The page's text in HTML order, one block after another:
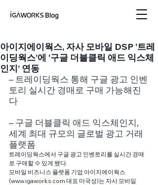
아이지에이웍스, 자사 모바일 DSP ‘트레
이딩웍스’에 ‘구글 더블클릭 애드 익스체
인지’ 연동
– 트레이딩웍스 통해 구글 광고 인벤
토리 실시간 경매로 구매 가능해진
다
– 구글 더블클릭 애드 익스체인지,
세계 최대 규모의 글로벌 광고 거래
플랫폼
트레이딩웍스에서 구글 광고 인벤토리를 실시간 경매
로 구매할 수 있게 됐다.
모바일 비즈니스 플랫폼 기업 아이지에이웍스
(www.igaworks.com 대표 마국성)는 자사 모바일